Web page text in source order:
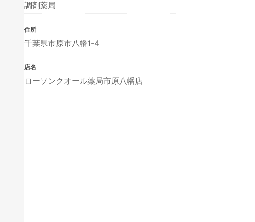
調剤薬局
住所
千葉県市原市八幡1-4
店名
ローソンクオール薬局市原八幡店